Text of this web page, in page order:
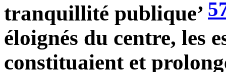
tranquillité publique’
éloignés du centre, les
constituaient et